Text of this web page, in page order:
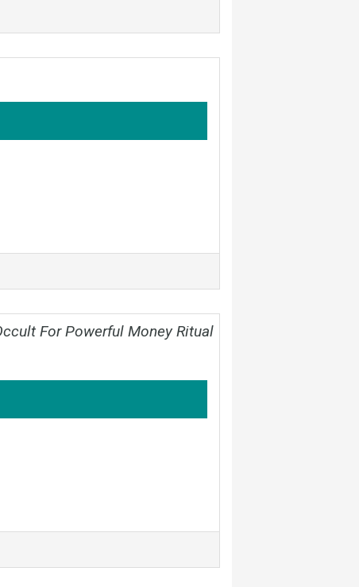
For Powerful Money Ritual